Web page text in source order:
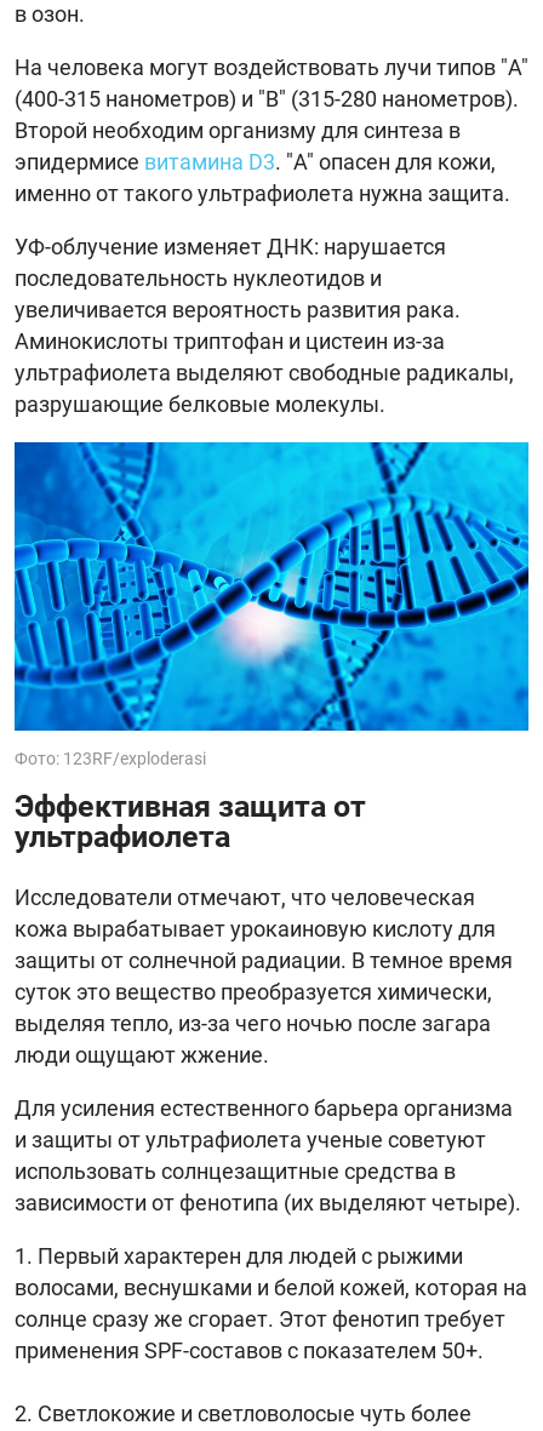
в озон.
На человека могут воздействовать лучи типов "A"
(400-315 нанометров) и "B" (315-280 нанометров).
Второй необходим организму для синтеза в
эпидермисе витамина D3. "А" опасен для кожи,
именно от такого ультрафиолета нужна защита.
УФ-облучение изменяет ДНК: нарушается
последовательность нуклеотидов и
увеличивается вероятность развития рака.
Аминокислоты триптофан и цистеин из-за
ультрафиолета выделяют свободные радикалы,
разрушающие белковые молекулы.
Фото: 123RF/exploderasi
Эффективная защита от
ультрафиолета
Исследователи отмечают, что человеческая
кожа вырабатывает урокаиновую кислоту для
защиты от солнечной радиации. В темное время
суток это вещество преобразуется химически,
выделяя тепло, из-за чего ночью после загара
люди ощущают жжение.
Для усиления естественного барьера организма
и защиты от ультрафиолета ученые советуют
использовать солнцезащитные средства в
зависимости от фенотипа (их выделяют четыре).
Первый характерен для людей с рыжими
волосами, веснушками и белой кожей, которая на
солнце сразу же сгорает. Этот фенотип требует
применения SPF-составов с показателем 50+.
Светлокожие и светловолосые чуть более